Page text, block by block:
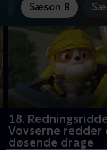
Sæson 8
18.
Vovserne redder
døsende drage